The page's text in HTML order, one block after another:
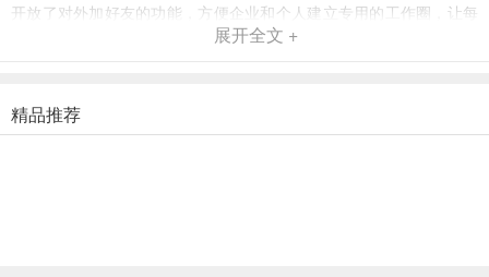
开放了对外加好友的功能，方便企业和个人建立专用的工作圈，让每
个人都可以创建多个团队，利用好友和多团队来实现企业内外部的沟
展开全文 +
精品推荐